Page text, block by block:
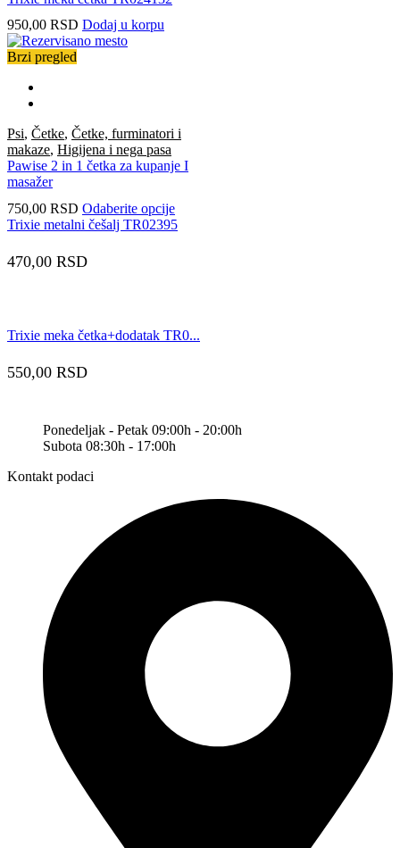
950,00 RSD Dodaj u korpu
Brzi pregled
Psi, Četke, Četke, furminatori i
makaze, Higijena i nega pasa
Pawise 2 in 1 četka za kupanje I
masažer
750,00 RSD Odaberite opcijeOvaj
proizvod
izabrane
Trixie metalni češalj TR02395
470,00 RSD
Trixie meka četka+dodatak TR0...
550,00 RSD
Ponedeljak - Petak 09:00h - 20:00h
Subota 08:30h - 17:00h
Kontakt podaci